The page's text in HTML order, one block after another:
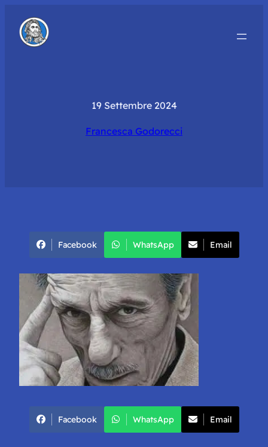
19 Settembre 2024
Francesca Godorecci
Facebook WhatsApp Email
Facebook WhatsApp Email